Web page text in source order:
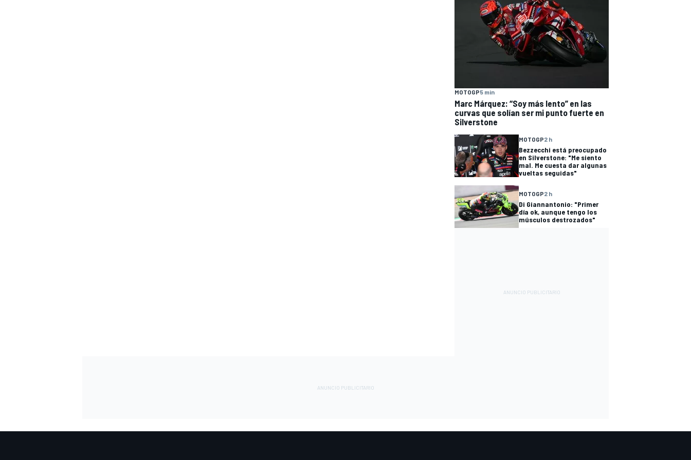
MOTOGP5 min
Marc Márquez: “Soy más lento” en las
curvas que solían ser mi punto fuerte en
Silverstone
MOTOGP2 h
Bezzecchi está preocupado
en Silverstone: "Me siento
mal. Me cuesta dar algunas
vueltas seguidas"
MOTOGP2 h
Di Giannantonio: "Primer
día ok, aunque tengo los
músculos destrozados"